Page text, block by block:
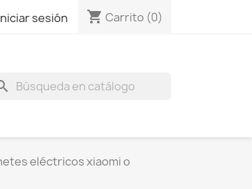
sesión shopping_cart Carrito (0)
eléctricos xiaomi o